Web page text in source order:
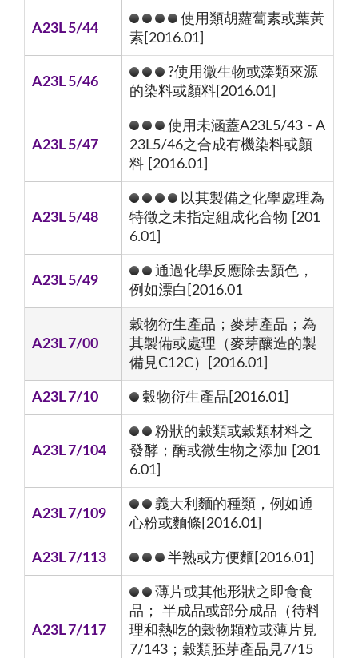
A23L 5/44
使用類胡蘿蔔素或葉黃
素[2016.01]
A23L 5/46
?使用微生物或藻類來源
的染料或顏料[2016.01]
A23L 5/47
使用未涵蓋A23L5/43 - A
23L5/46之合成有機染料或顏
料 [2016.01]
A23L 5/48
以其製備之化學處理為
特徵之未指定組成化合物 [201
6.01]
A23L 5/49
通過化學反應除去顏色，
例如漂白[2016.01
A23L 7/00
穀物衍生產品；麥芽產品；為
其製備或處理（麥芽釀造的製
備見C12C）[2016.01]
A23L 7/10 穀物衍生產品[2016.01]
A23L 7/104
粉狀的穀類或穀類材料之
發酵；酶或微生物之添加 [201
6.01]
A23L 7/109
義大利麵的種類，例如通
心粉或麵條[2016.01]
A23L 7/113 半熟或方便麵[2016.01]
A23L 7/117
薄片或其他形狀之即食食
品； 半成品或部分成品（待料
理和熱吃的穀物顆粒或薄片見
7/143；穀類胚芽產品見7/15